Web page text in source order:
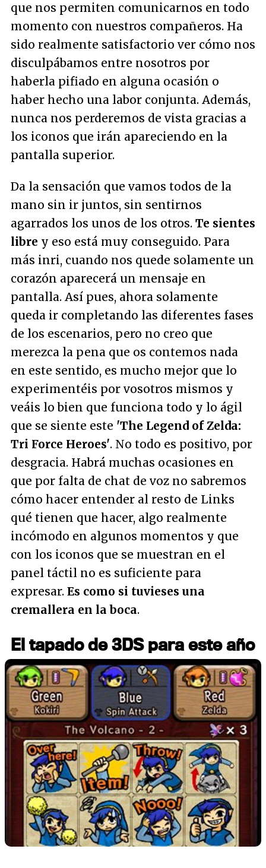
que nos permiten comunicarnos en todo
momento con nuestros compañeros. Ha
sido realmente satisfactorio ver cómo nos
disculpábamos entre nosotros por
haberla pifiado en alguna ocasión o
haber hecho una labor conjunta. Además,
nunca nos perderemos de vista gracias a
los iconos que irán apareciendo en la
pantalla superior.
Da la sensación que vamos todos de la
mano sin ir juntos, sin sentirnos
agarrados los unos de los otros. Te sientes
libre y eso está muy conseguido. Para
más inri, cuando nos quede solamente un
corazón aparecerá un mensaje en
pantalla. Así pues, ahora solamente
queda ir completando las diferentes fases
de los escenarios, pero no creo que
merezca la pena que os contemos nada
en este sentido, es mucho mejor que lo
experimentéis por vosotros mismos y
veáis lo bien que funciona todo y lo ágil
que se siente este 'The Legend of Zelda:
Tri Force Heroes'. No todo es positivo, por
desgracia. Habrá muchas ocasiones en
que por falta de chat de voz no sabremos
cómo hacer entender al resto de Links
qué tienen que hacer, algo realmente
incómodo en algunos momentos y que
con los iconos que se muestran en el
panel táctil no es suficiente para
expresar. Es como si tuvieses una
cremallera en la boca.
El tapado de 3DS para este año